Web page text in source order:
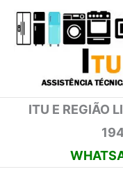
para
ITU E REGIÃO